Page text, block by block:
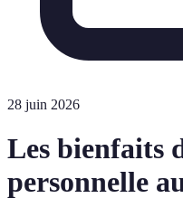
28 juin 2026
Les bienfaits
personnelle